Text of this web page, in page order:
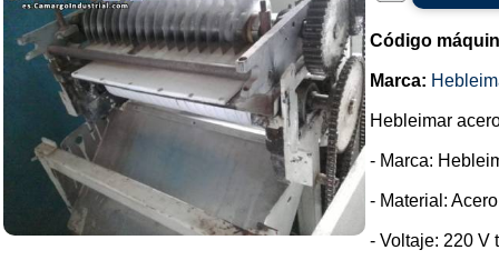
Código
Marca:
Hebleimar
- Marca:
- Material:
- Voltaje: 220 V